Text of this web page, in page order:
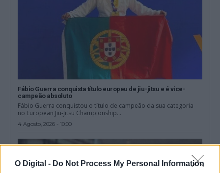
O Digital - Do Not Process My Personal Information
Fábio Guerra conquista título europeu de jiu-jitsu e é vice-
campeão absoluto
Fábio Guerra conquistou o título de campeão da sua categoria
no European Jiu-Jitsu Championship...
4 Agosto, 2026 - 10:00